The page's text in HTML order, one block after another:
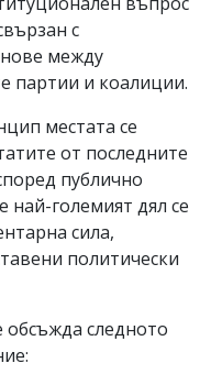
с
между
партии и коалиции.
местата се
от последните
публично
най-големият дял се
сила,
политически
обсъжда следното